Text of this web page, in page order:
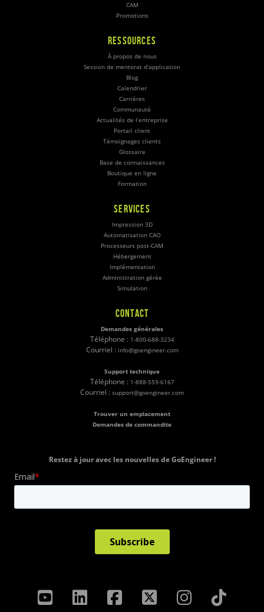
CAM
Promotions
RESSOURCES
À propos de nous
Session de mentorat d’application
Blog
Calendrier
Carrières
Communauté
Actualités de l’entreprise
Portail client
Témoignages clients
Glossaire
Base de connaissances
Boutique en ligne
Formation
SERVICES
Impression 3D
Automatisation CAO
Processeurs post-CAM
Hébergement
Implémentation
Administration gérée
Simulation
CONTACT
Demandes générales
Téléphone : 1-800-688-3234
Courriel : info@goengineer.com
Support technique
Téléphone : 1-888-559-6167
Courriel : support@goengineer.com
Trouver un emplacement
Demandes de commandite
Restez à jour avec les nouvelles de GoEngineer !